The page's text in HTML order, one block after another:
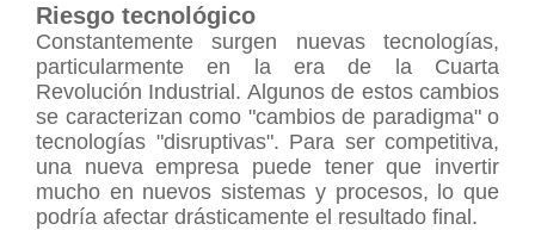
Riesgo tecnológico
Constantemente surgen nuevas tecnologías,
particularmente en la era de la Cuarta
Revolución Industrial. Algunos de estos cambios
se caracterizan como "cambios de paradigma" o
tecnologías "disruptivas". Para ser competitiva,
una nueva empresa puede tener que invertir
mucho en nuevos sistemas y procesos, lo que
podría afectar drásticamente el resultado final.